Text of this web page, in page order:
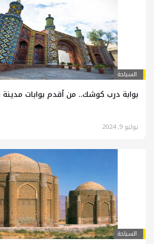
السياحة
بوابة درب كوشك.. من أقدم بوابات مدينة
يوليو 9, 2024
السياحة